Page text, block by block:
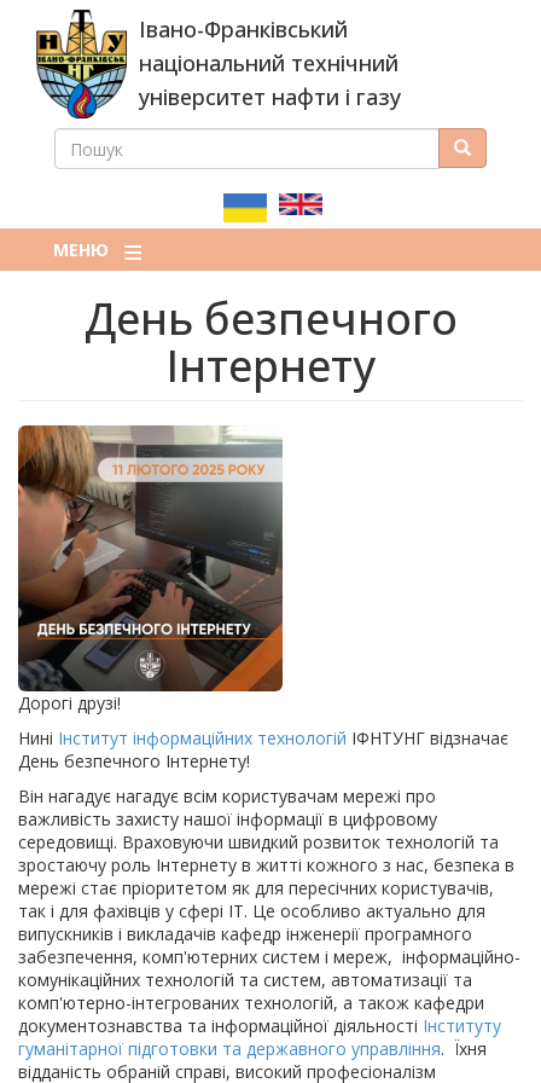
основного
вмісту
Івано-Франківський
національний технічний
університет нафти і газу
ПОШУКОВА
ПОШУК Пошук
МЕНЮ
День безпечного
Інтернету
Дорогі друзі!
Нині Інститут інформаційних технологій ІФНТУНГ відзначає
День безпечного Інтернету!
Він нагадує нагадує всім користувачам мережі про
важливість захисту нашої інформації в цифровому
середовищі. Враховуючи швидкий розвиток технологій та
зростаючу роль Інтернету в житті кожного з нас, безпека в
мережі стає пріоритетом як для пересічних користувачів,
так і для фахівців у сфері ІТ. Це особливо актуально для
випускників і викладачів кафедр інженерії програмного
забезпечення, комп'ютерних систем і мереж, інформаційно-
комунікаційних технологій та систем, автоматизації та
комп'ютерно-інтегрованих технологій, а також кафедри
документознавства та інформаційної діяльності Інституту
гуманітарної підготовки та державного управління. Їхня
відданість обраній справі, високий професіоналізм